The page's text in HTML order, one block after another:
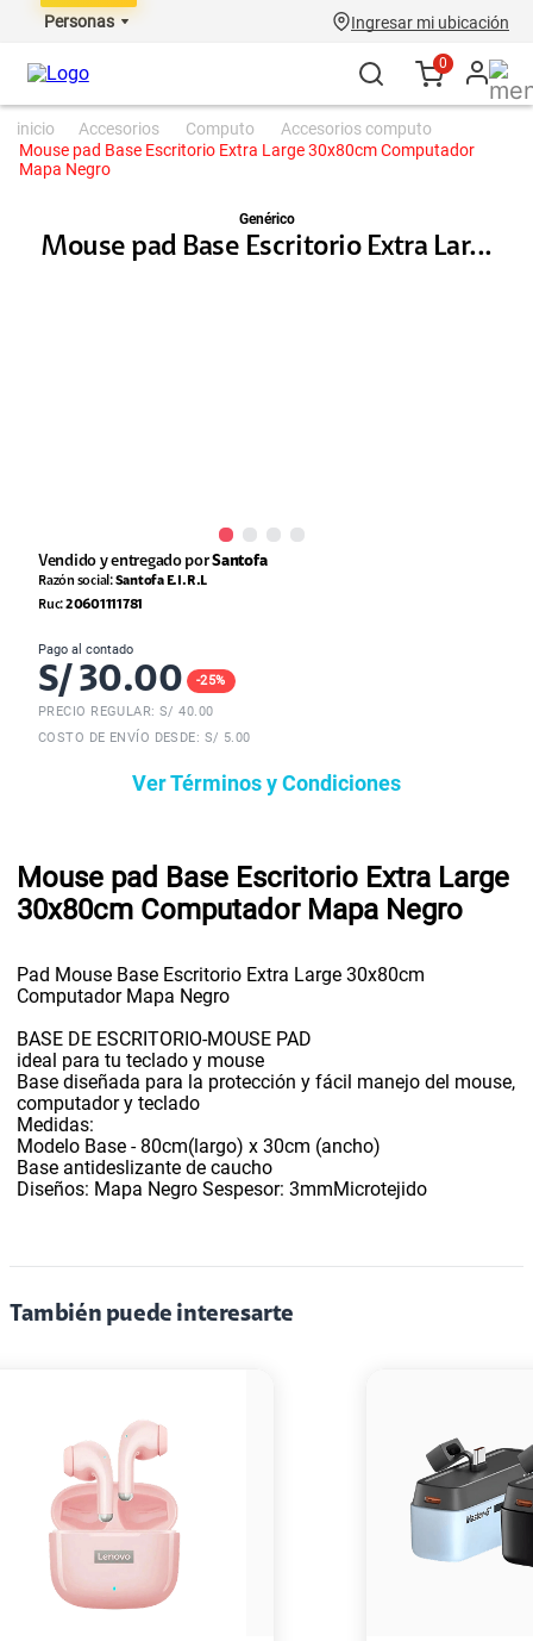
Personas Ingresar mi ubicación
0
accesorios computo
accesorios computo
Mouse pad Base Escritorio Extra Large 30x80cm Computador
Mapa Negro
Genérico
Mouse pad Base Escritorio Extra Lar...
Vendido y entregado porSantofa
Razón social:Santofa E.I.R.L
Ruc:20601111781
Pago al contado
S/ 30.00 -25%
PRECIO REGULAR: S/40.00
COSTO DE ENVÍO DESDE: S/ 5.00
Ver Términos y Condiciones
Mouse pad Base Escritorio Extra Large
30x80cm Computador Mapa Negro
Pad Mouse Base Escritorio Extra Large 30x80cm
Computador Mapa Negro
BASE DE ESCRITORIO-MOUSE PAD
ideal para tu teclado y mouse
Base diseñada para la protección y fácil manejo del mouse,
computador y teclado
Medidas:
Modelo Base - 80cm(largo) x 30cm (ancho)
Base antideslizante de caucho
Diseños: Mapa Negro Sespesor: 3mmMicrotejido
También puede interesarte